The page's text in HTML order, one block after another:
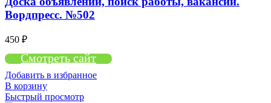
Вордпресс. №502
450 ₽
Смотреть сайт
Добавить в избранное
В корзину
Быстрый просмотр